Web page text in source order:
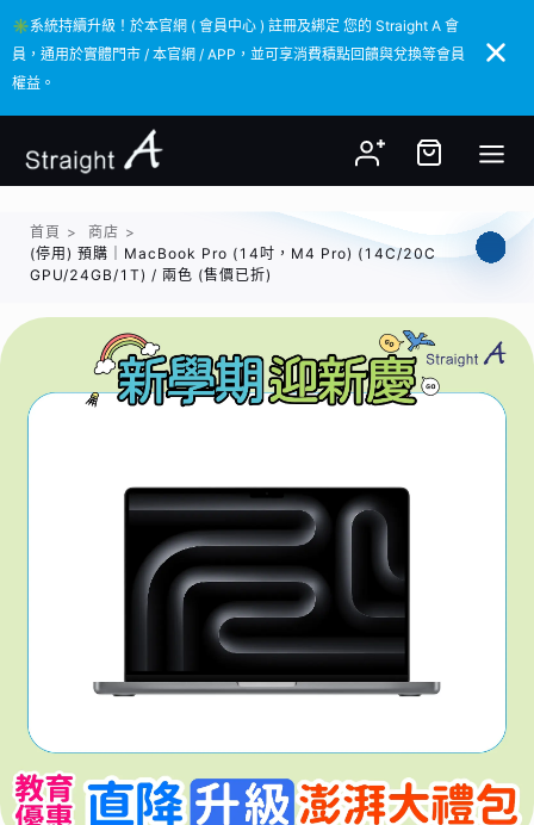
✳️系統持續升級！於本官網 ( 會員中心 ) 註冊及綁定 您的 Straight A 會
員，通用於實體門市 / 本官網 / APP，並可享消費積點回饋與兌換等會員
權益。
✳️系統持續升級！於本官網 ( 會員中心 ) 註冊及綁定 您的 Straight A 會
員，通用於實體門市 / 本官網 / APP，並可享消費積點回饋與兌換等會員
權益。
首頁 > 商店 >
(停用) 預購｜MacBook Pro (14吋，M4 Pro) (14C/20C
GPU/24GB/1T) / 兩色 (售價已折)